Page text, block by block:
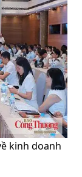
kinh doanh